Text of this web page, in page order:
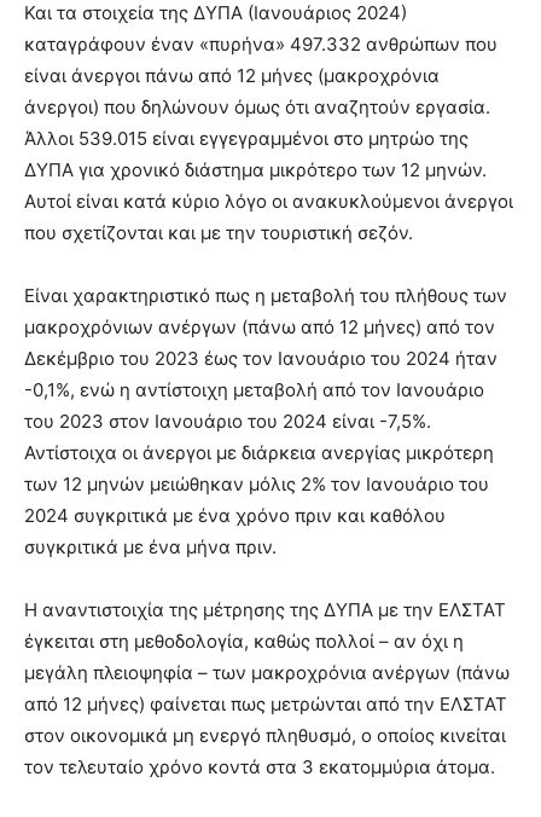
Και τα στοιχεία της ΔΥΠΑ (Ιανουάριος 2024)
καταγράφουν έναν «πυρήνα» 497.332 ανθρώπων που
είναι άνεργοι πάνω από 12 μήνες (μακροχρόνια
άνεργοι) που δηλώνουν όμως ότι αναζητούν εργασία.
Άλλοι 539.015 είναι εγγεγραμμένοι στο μητρώο της
ΔΥΠΑ για χρονικό διάστημα μικρότερο των 12 μηνών.
Αυτοί είναι κατά κύριο λόγο οι ανακυκλούμενοι άνεργοι
που σχετίζονται και με την τουριστική σεζόν.
Είναι χαρακτηριστικό πως η μεταβολή του πλήθους των
μακροχρόνιων ανέργων (πάνω από 12 μήνες) από τον
Δεκέμβριο του 2023 έως τον Ιανουάριο του 2024 ήταν
-0,1%, ενώ η αντίστοιχη μεταβολή από τον Ιανουάριο
του 2023 στον Ιανουάριο του 2024 είναι -7,5%.
Αντίστοιχα οι άνεργοι με διάρκεια ανεργίας μικρότερη
των 12 μηνών μειώθηκαν μόλις 2% τον Ιανουάριο του
2024 συγκριτικά με ένα χρόνο πριν και καθόλου
συγκριτικά με ένα μήνα πριν.
Η αναντιστοιχία της μέτρησης της ΔΥΠΑ με την ΕΛΣΤΑΤ
έγκειται στη μεθοδολογία, καθώς πολλοί – αν όχι η
μεγάλη πλειοψηφία – των μακροχρόνια ανέργων (πάνω
από 12 μήνες) φαίνεται πως μετρώνται από την ΕΛΣΤΑΤ
στον οικονομικά μη ενεργό πληθυσμό, ο οποίος κινείται
τον τελευταίο χρόνο κοντά στα 3 εκατομμύρια άτομα.